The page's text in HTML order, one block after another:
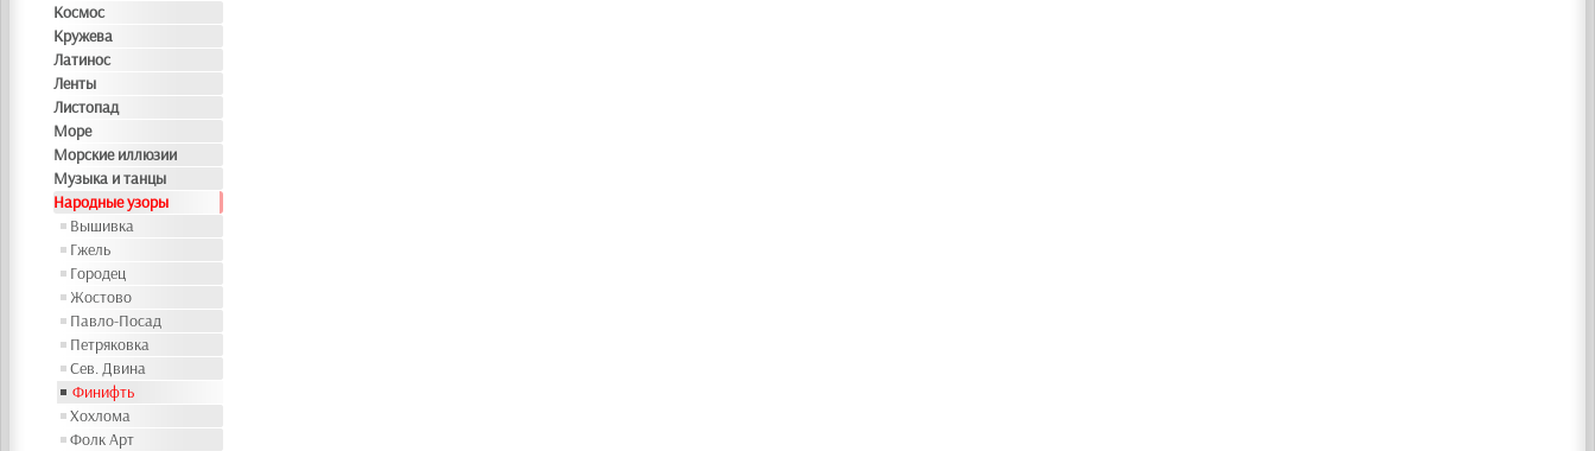
Космос
Кружева
Латинос
Ленты
Листопад
Море
Морские иллюзии
Музыка и танцы
Народные узоры
Вышивка
Гжель
Городец
Жостово
Павло-Посад
Петряковка
Сев. Двина
Финифть
Хохлома
Фолк Арт